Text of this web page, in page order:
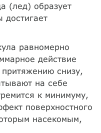
(лед) образует
достигает
равномерно
действие
снизу,
на себе
к минимуму,
поверхностного
насекомым,